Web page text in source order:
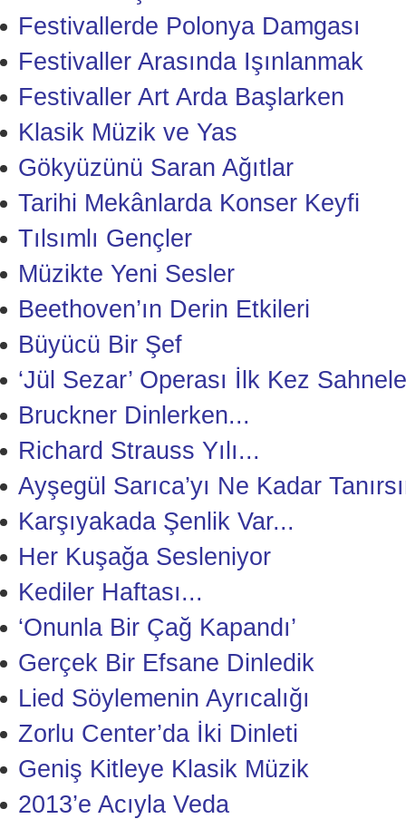
Festivallerde Polonya Damgası
Festivaller Arasında Işınlanmak
Festivaller Art Arda Başlarken
Klasik Müzik ve Yas
Gökyüzünü Saran Ağıtlar
Tarihi Mekânlarda Konser Keyfi
Tılsımlı Gençler
Müzikte Yeni Sesler
Beethoven’ın Derin Etkileri
Büyücü Bir Şef
‘Jül Sezar’ Operası İlk Kez
Bruckner Dinlerken...
Richard Strauss Yılı...
Ayşegül Sarıca’yı Ne Kadar
Karşıyakada Şenlik Var...
Her Kuşağa Sesleniyor
Kediler Haftası...
‘Onunla Bir Çağ Kapandı’
Gerçek Bir Efsane Dinledik
Lied Söylemenin Ayrıcalığı
Zorlu Center’da İki Dinleti
Geniş Kitleye Klasik Müzik
2013’e Acıyla Veda